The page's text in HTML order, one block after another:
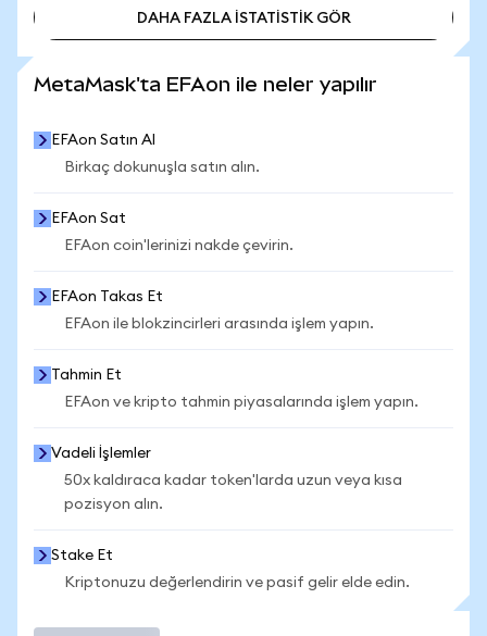
DAHA FAZLA İSTATİSTİK GÖR
MetaMask'ta EFAon ile neler yapılır
EFAon Satın Al
Birkaç dokunuşla satın alın.
EFAon Sat
EFAon coin'lerinizi nakde çevirin.
EFAon Takas Et
EFAon ile blokzincirleri arasında işlem yapın.
Tahmin Et
EFAon ve kripto tahmin piyasalarında işlem yapın.
Vadeli İşlemler
50x kaldıraca kadar token'larda uzun veya kısa
pozisyon alın.
Stake Et
Kriptonuzu değerlendirin ve pasif gelir elde edin.